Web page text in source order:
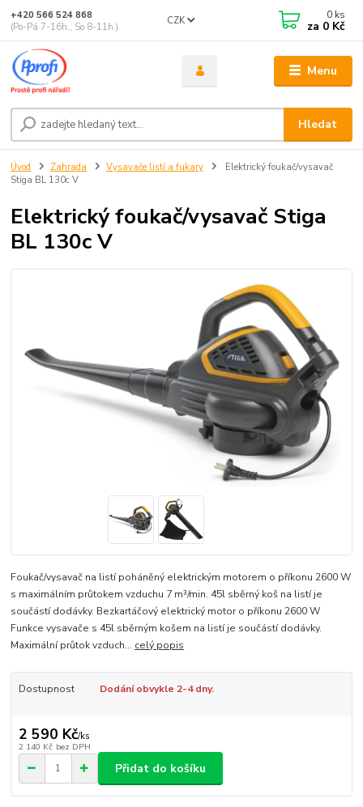
Menu
CZK
Hledat
+420 566 524 868
(Po-Pá 7-16h., So 8-11h.)
0 ks
za 0 Kč
Úvod Zahrada Vysavače listí a fukary
Elektrický foukač/vysavač
Stiga BL 130c V
Elektrický foukač/vysavač Stiga
BL 130c V
Foukač/vysavač na listí poháněný elektrickým motorem o příkonu 2600 W
s maximálním průtokem vzduchu 7 m³/min. 45l sběrný koš na listí je
součástí dodávky. Bezkartáčový elektrický motor o příkonu 2600 W
Funkce vysavače s 45l sběrným košem na listí je součástí dodávky.
Maximální průtok vzduch... celý popis
Dostupnost Dodání obvykle 2-4 dny.
2 590 Kč/ks
2 140 Kč bez DPH
Přidat do košíku